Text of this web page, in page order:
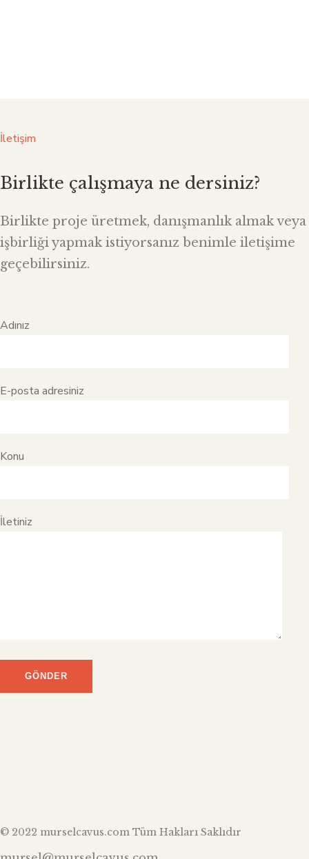
İletişim
Birlikte çalışmaya ne dersiniz?
Birlikte proje üretmek, danışmanlık almak veya
işbirliği yapmak istiyorsanız benimle iletişime
geçebilirsiniz.
Adınız
E-posta adresiniz
Konu
İletiniz
© 2022 murselcavus.com Tüm Hakları Saklıdır